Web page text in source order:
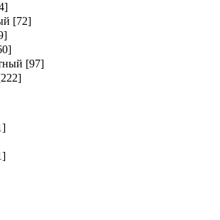
[72]
[97]